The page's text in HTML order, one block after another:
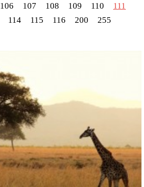
106 107 108 109 110
111
114 115 116 200 255